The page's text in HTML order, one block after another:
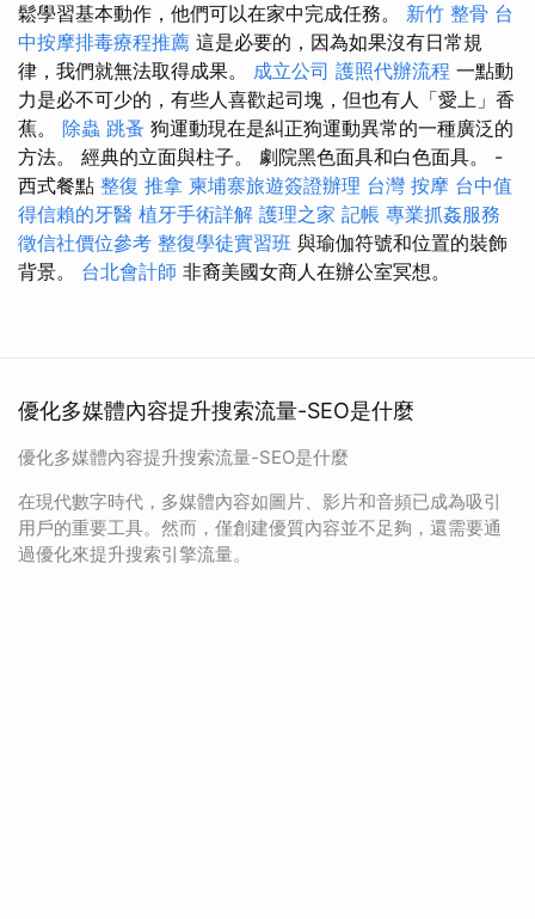
鬆學習基本動作，他們可以在家中完成任務。 新竹 整骨 台
中按摩排毒療程推薦 這是必要的，因為如果沒有日常規
律，我們就無法取得成果。 成立公司 護照代辦流程 一點動
力是必不可少的，有些人喜歡起司塊，但也有人「愛上」香
蕉。 除蟲 跳蚤 狗運動現在是糾正狗運動異常的一種廣泛的
方法。 經典的立面與柱子。 劇院黑色面具和白色面具。 -
西式餐點 整復 推拿 柬埔寨旅遊簽證辦理 台灣 按摩 台中值
得信賴的牙醫 植牙手術詳解 護理之家 記帳 專業抓姦服務
徵信社價位參考 整復學徒實習班 與瑜伽符號和位置的裝飾
背景。 台北會計師 非裔美國女商人在辦公室冥想。
優化多媒體內容提升搜索流量-SEO是什麼
優化多媒體內容提升搜索流量-SEO是什麼
在現代數字時代，多媒體內容如圖片、影片和音頻已成為吸引
用戶的重要工具。然而，僅創建優質內容並不足夠，還需要通
過優化來提升搜索引擎流量。